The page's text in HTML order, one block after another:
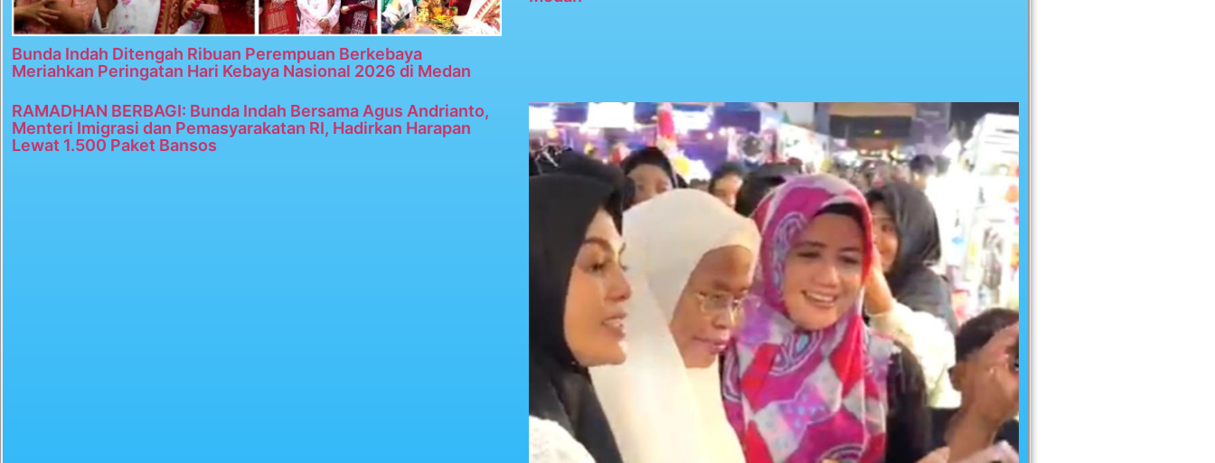
Bunda Indah Ditengah Ribuan Perempuan Berkebaya
Meriahkan Peringatan Hari Kebaya Nasional 2026 di Medan
RAMADHAN BERBAGI: Bunda Indah Bersama Agus Andrianto,
Menteri Imigrasi dan Pemasyarakatan RI, Hadirkan Harapan
Lewat 1.500 Paket Bansos